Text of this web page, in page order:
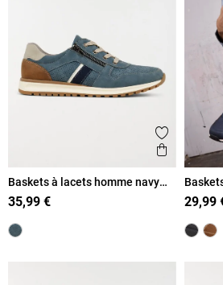
Ajouter
Aperçu
Baskets à lacets homme navy
(40-45)
35,99 €
(41-46)
29,99